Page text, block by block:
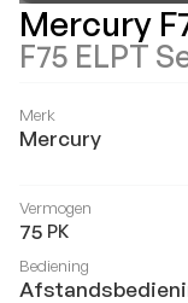
Mercury
F75 ELPT
Merk
Mercury
Vermogen
75 PK
Bediening